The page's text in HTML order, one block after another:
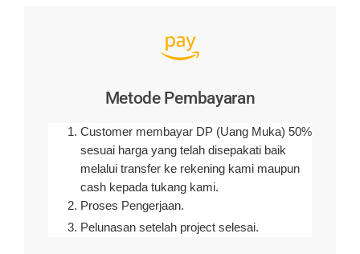
Metode Pembayaran
Customer membayar DP (Uang Muka) 50%
sesuai harga yang telah disepakati baik
melalui transfer ke rekening kami maupun
cash kepada tukang kami.
Proses Pengerjaan.
Pelunasan setelah project selesai.